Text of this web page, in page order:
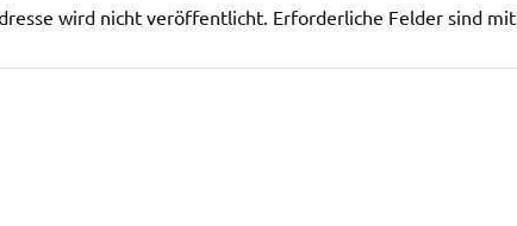
wird nicht veröffentlicht. Erforderliche Felder sind mit